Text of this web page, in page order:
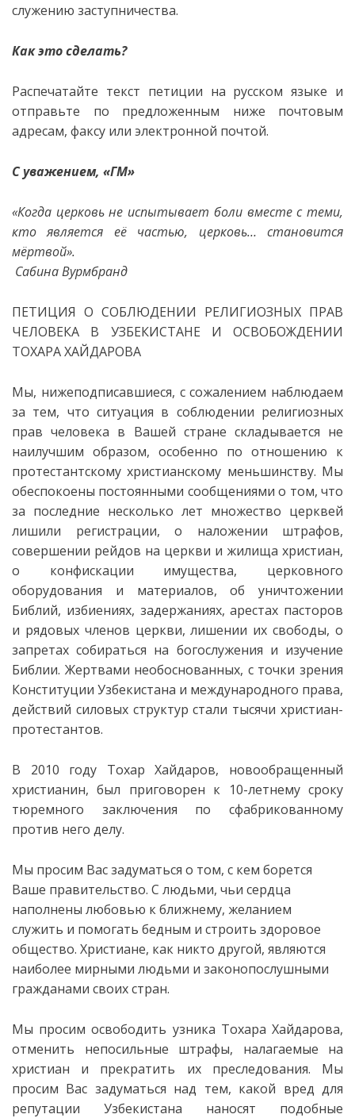
служению заступничества.
Как это сделать?
Распечатайте текст петиции на русском языке и
отправьте по предложенным ниже почтовым
адресам, факсу или электронной почтой.
С уважением, «ГМ»
«Когда церковь не испытывает боли вместе с теми,
кто является её частью, церковь… становится
мёртвой».
Сабина Вурмбранд
ПЕТИЦИЯ О СОБЛЮДЕНИИ РЕЛИГИОЗНЫХ ПРАВ
ЧЕЛОВЕКА В УЗБЕКИСТАНЕ И ОСВОБОЖДЕНИИ
ТОХАРА ХАЙДАРОВА
Мы, нижеподписавшиеся, с сожалением наблюдаем
за тем, что ситуация в соблюдении религиозных
прав человека в Вашей стране складывается не
наилучшим образом, особенно по отношению к
протестантскому христианскому меньшинству. Мы
обеспокоены постоянными сообщениями о том, что
за последние несколько лет множество церквей
лишили регистрации, о наложении штрафов,
совершении рейдов на церкви и жилища христиан,
о конфискации имущества, церковного
оборудования и материалов, об уничтожении
Библий, избиениях, задержаниях, арестах пасторов
и рядовых членов церкви, лишении их свободы, о
запретах собираться на богослужения и изучение
Библии. Жертвами необоснованных, с точки зрения
Конституции Узбекистана и международного права,
действий силовых структур стали тысячи христиан-
протестантов.
В 2010 году Тохар Хайдаров, новообращенный
христианин, был приговорен к 10-летнему сроку
тюремного заключения по сфабрикованному
против него делу.
Мы просим Вас задуматься о том, с кем борется
Ваше правительство. С людьми, чьи сердца
наполнены любовью к ближнему, желанием
служить и помогать бедным и строить здоровое
общество. Христиане, как никто другой, являются
наиболее мирными людьми и законопослушными
гражданами своих стран.
Мы просим освободить узника Тохара Хайдарова,
отменить непосильные штрафы, налагаемые на
христиан и прекратить их преследования. Мы
просим Вас задуматься над тем, какой вред для
репутации Узбекистана наносят подобные